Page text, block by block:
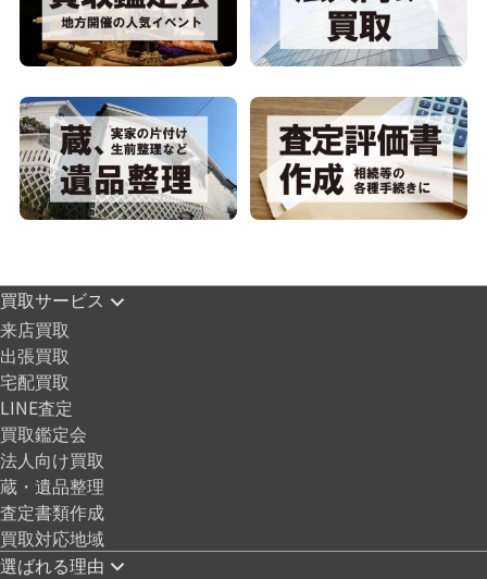
買取サービス
来店買取
出張買取
宅配買取
LINE査定
買取鑑定会
法人向け買取
蔵・遺品整理
査定書類作成
買取対応地域
選ばれる理由